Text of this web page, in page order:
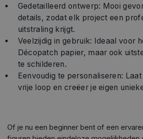
Gedetailleerd ontwerp: Mooi
details, zodat elk project een
uitstraling krijgt.
Veelzijdig in gebruik: Ideaal voor
Décopatch papier, maar ook
te schilderen.
Eenvoudig te personaliseren:
vrije loop en creëer je eigen
Of je nu een beginner bent of een